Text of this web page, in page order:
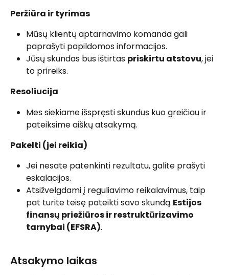
Peržiūra ir tyrimas
Mūsų klientų aptarnavimo komanda gali
paprašyti papildomos informacijos.
Jūsų skundas bus ištirtas priskirtu atstovu, jei
to prireiks.
Resoliucija
Mes siekiame išspręsti skundus kuo greičiau ir
pateiksime aiškų atsakymą.
Pakelti (jei reikia)
Jei nesate patenkinti rezultatu, galite prašyti
eskalacijos.
Atsižvelgdami į reguliavimo reikalavimus, taip
pat turite teisę pateikti savo skundą Estijos
finansų priežiūros ir restruktūrizavimo
tarnybai (EFSRA).
Atsakymo laikas